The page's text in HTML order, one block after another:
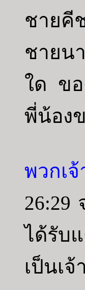
ชายคี
ชายน
ใด ขอ
พี่น้อง
พวกเ
26:29
ได้รับ
เป็นเ